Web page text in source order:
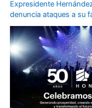
Expresidente
denuncia ataques a su